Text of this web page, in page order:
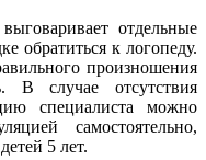
отдельные
обратиться к логопеду.
произношения
В случае отсутствия
специалиста можно
самостоятельно,
5 лет.